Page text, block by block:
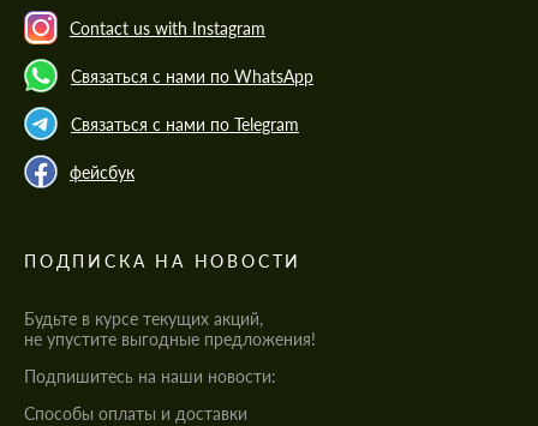
Contact us with Instagram
Связаться с нами по WhatsApp
Связаться с нами по Telegram
фейсбук
ПОДПИСКА НА НОВОСТИ
Будьте в курсе текущих акций,
не упустите выгодные предложения!
Подпишитесь на наши новости:
Cпособы оплаты и доставки